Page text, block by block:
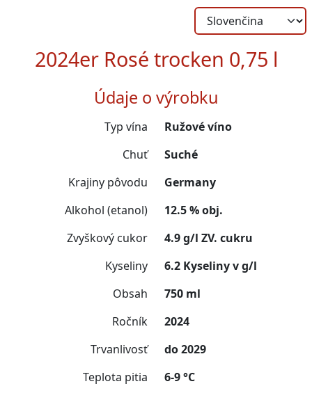
2024er Rosé trocken 0,75 l
Údaje o výrobku
Typ vína
Ružové víno
Chuť
Suché
Krajiny pôvodu
Germany
Alkohol (etanol)
12.5 % obj.
Zvyškový cukor
4.9 g/l ZV. cukru
Kyseliny
6.2 Kyseliny v g/l
Obsah
750 ml
Ročník
2024
Trvanlivosť
do 2029
Teplota pitia
6-9 °C